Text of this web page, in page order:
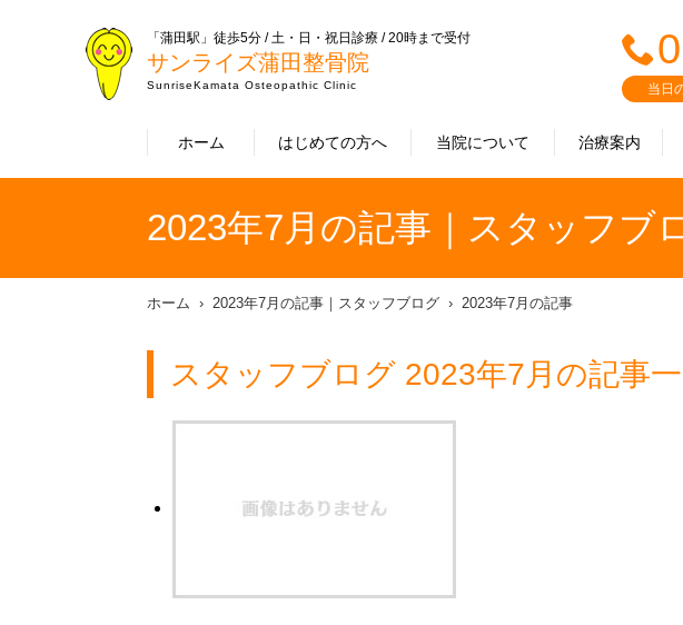
「蒲田駅」徒歩5分 / 土・日・祝日診療 / 20時まで受付
サンライズ蒲田整骨院
SunriseKamata Osteopathic Clinic
ホーム はじめての方へ 当院について 治療案内
当日
2023年7月の記事｜スタッフブ
ホーム 2023年7月の記事｜スタッフブログ 2023年7月の記事
スタッフブログ 2023年7月の記事